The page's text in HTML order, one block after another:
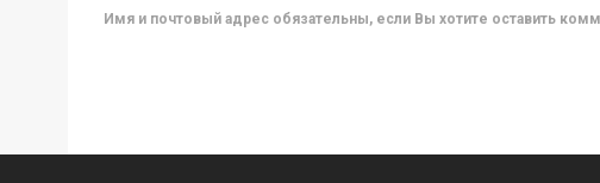
Имя и почтовый адрес обязательны, если Вы хотите оставить